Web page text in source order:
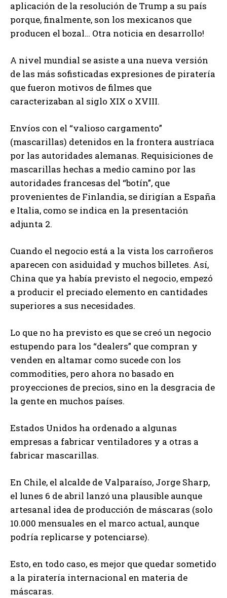
aplicación de la resolución de Trump a su país
porque, finalmente, son los mexicanos que
producen el bozal… Otra noticia en desarrollo!
A nivel mundial se asiste a una nueva versión
de las más sofisticadas expresiones de piratería
que fueron motivos de filmes que
caracterizaban al siglo XIX o XVIII.
Envíos con el “valioso cargamento”
(mascarillas) detenidos en la frontera austríaca
por las autoridades alemanas. Requisiciones de
mascarillas hechas a medio camino por las
autoridades francesas del “botín”, que
provenientes de Finlandia, se dirigían a España
e Italia, como se indica en la presentación
adjunta 2.
Cuando el negocio está a la vista los carroñeros
aparecen con asiduidad y muchos billetes. Así,
China que ya había previsto el negocio, empezó
a producir el preciado elemento en cantidades
superiores a sus necesidades.
Lo que no ha previsto es que se creó un negocio
estupendo para los “dealers” que compran y
venden en altamar como sucede con los
commodities, pero ahora no basado en
proyecciones de precios, sino en la desgracia de
la gente en muchos países.
Estados Unidos ha ordenado a algunas
empresas a fabricar ventiladores y a otras a
fabricar mascarillas.
En Chile, el alcalde de Valparaíso, Jorge Sharp,
el lunes 6 de abril lanzó una plausible aunque
artesanal idea de producción de máscaras (solo
10.000 mensuales en el marco actual, aunque
podría replicarse y potenciarse).
Esto, en todo caso, es mejor que quedar sometido
a la piratería internacional en materia de
máscaras.